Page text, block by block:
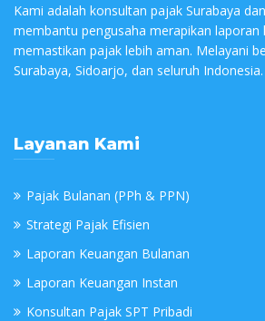
Kami adalah konsultan pajak Surabaya
membantu pengusaha merapikan laporan
memastikan pajak lebih aman. Melayani
Surabaya, Sidoarjo, dan seluruh Indonesia.
Layanan Kami
Pajak Bulanan (PPh & PPN)
Strategi Pajak Efisien
Laporan Keuangan Bulanan
Laporan Keuangan Instan
Konsultan Pajak SPT Pribadi